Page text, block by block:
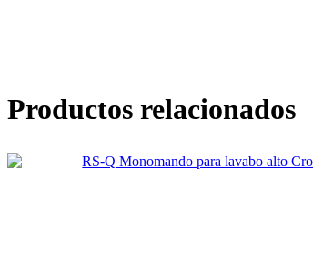
Productos relacionados